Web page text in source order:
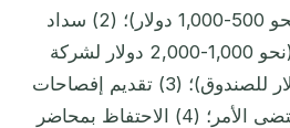
الحكومية لشركة IBC (نحو 500-1,000 دولار)؛ (2) سداد
رسوم الوكيل المسجل (نحو 1,000-2,000 دولار لشركة
IBC و2,000-4,000 دولار للصندوق)؛ (3) تقديم إفصاحات
الجوهر الاقتصادي إذا اقتضى الأمر؛ (4) الاحتفاظ بمحاضر